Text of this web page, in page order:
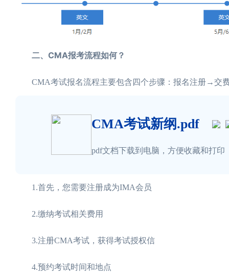
二、CMA报考流程如何？
CMA考试报名流程主要包含四个步骤：报名注册→交
CMA考试新纲.pdf
pdf文档下载到电脑，方便收藏和打印
1.首先，您需要注册成为IMA会员
2.缴纳考试相关费用
3.注册CMA考试，获得考试授权信
4.预约考试时间和地点